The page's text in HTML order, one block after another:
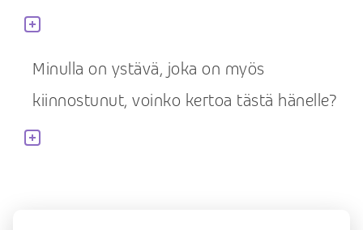
Minulla on ystävä, joka on myös
kiinnostunut, voinko kertoa tästä hänelle?